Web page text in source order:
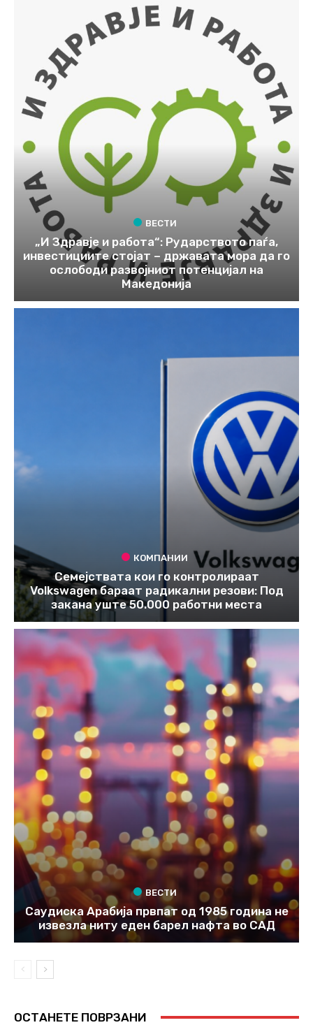
ВЕСТИ
„И Здравје и работа“: Рударството паѓа,
инвестициите стојат – државата мора да го
ослободи развојниот потенцијал на
Македонија
КОМПАНИИ
Семејствата кои го контролираат
Volkswagen бараат радикални резови: Под
закана уште 50.000 работни места
ВЕСТИ
Саудиска Арабија првпат од 1985 година не
извезла ниту еден барел нафта во САД
ОСТАНЕТЕ ПОВРЗАНИ